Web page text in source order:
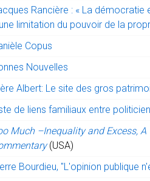
Rancière : « La démocratie
limitation du pouvoir de la
Copus
Nouvelles
Albert: Le site des gros
de liens familiaux entre
Much –Inequality and Excess, A
(USA)
Bourdieu, "L'opinion publique